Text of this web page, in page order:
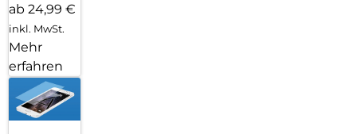
ab 24,99 €
inkl. MwSt.
Mehr
erfahren